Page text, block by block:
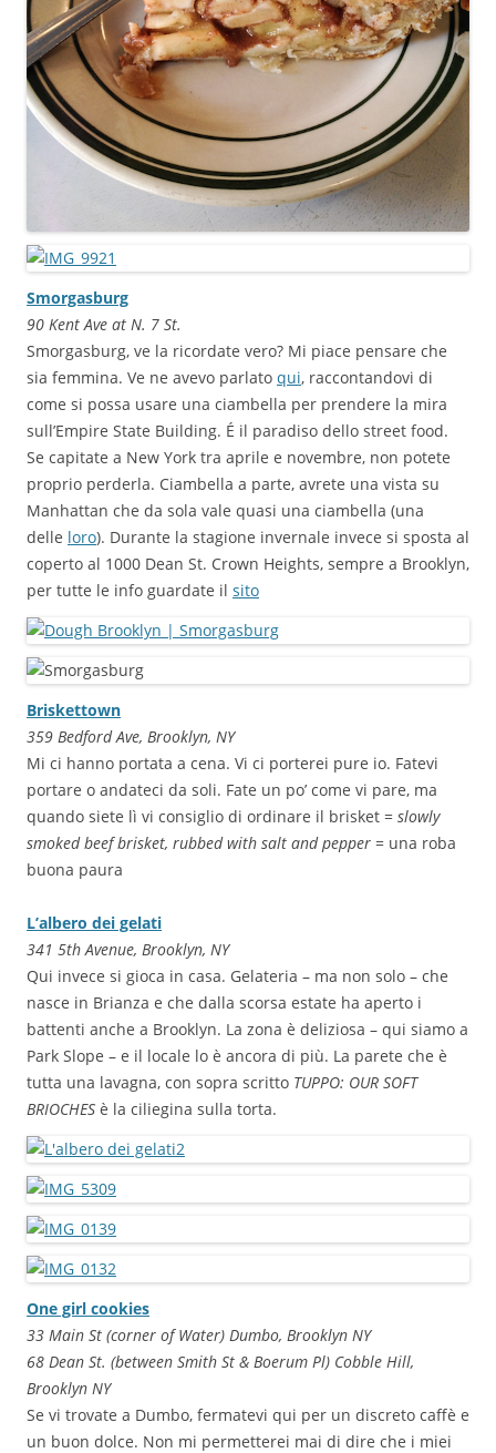
Smorgasburg
90 Kent Ave at N. 7 St.
Smorgasburg, ve la ricordate vero? Mi piace pensare che
sia femmina. Ve ne avevo parlato qui, raccontandovi di
come si possa usare una ciambella per prendere la mira
sull’Empire State Building. É il paradiso dello street food.
Se capitate a New York tra aprile e novembre, non potete
proprio perderla. Ciambella a parte, avrete una vista su
Manhattan che da sola vale quasi una ciambella (una
delle loro). Durante la stagione invernale invece si sposta al
coperto al 1000 Dean St. Crown Heights, sempre a Brooklyn,
per tutte le info guardate il sito
Briskettown
359 Bedford Ave, Brooklyn, NY
Mi ci hanno portata a cena. Vi ci porterei pure io. Fatevi
portare o andateci da soli. Fate un po’ come vi pare, ma
quando siete lì vi consiglio di ordinare il brisket = slowly
smoked beef brisket, rubbed with salt and pepper = una roba
buona paura
L’albero dei gelati
341 5th Avenue, Brooklyn, NY
Qui invece si gioca in casa. Gelateria – ma non solo – che
nasce in Brianza e che dalla scorsa estate ha aperto i
battenti anche a Brooklyn. La zona è deliziosa – qui siamo a
Park Slope – e il locale lo è ancora di più. La parete che è
tutta una lavagna, con sopra scritto TUPPO: OUR SOFT
BRIOCHES è la ciliegina sulla torta.
One girl cookies
33 Main St (corner of Water) Dumbo, Brooklyn NY
68 Dean St. (between Smith St & Boerum Pl) Cobble Hill,
Brooklyn NY
Se vi trovate a Dumbo, fermatevi qui per un discreto caffè e
un buon dolce. Non mi permetterei mai di dire che i miei